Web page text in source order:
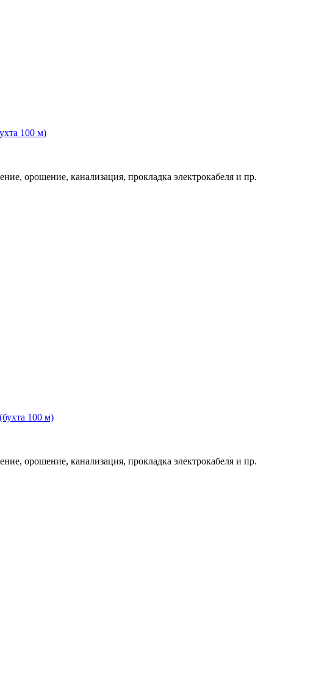
100 м)
орошение, канализация, прокладка электрокабеля и пр.
100 м)
орошение, канализация, прокладка электрокабеля и пр.